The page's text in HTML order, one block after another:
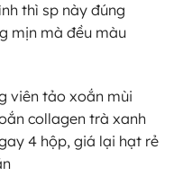
thì sp này đúng
mịn mà đều màu
viên tảo xoắn mùi
collagen trà xanh
4 hộp, giá lại hạt rẻ